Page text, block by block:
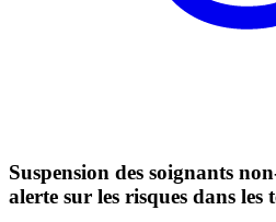
Suspension des soignants
alerte sur les risques dans